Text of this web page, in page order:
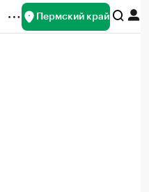
Пермский край